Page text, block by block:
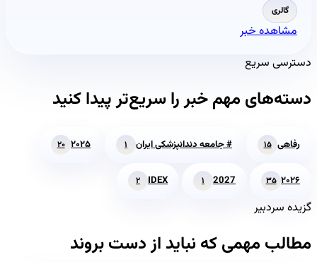
گالری
مشاهده خبر
دسترسی سریع
دسته‌های مهم خبر را سریع‌تر پیدا کنید
رفاهی ۱۵ # جامعه دندانپزشکی ایران ۱ ۲۰۲۵ ۲۰
۲۰۲۶ ۳۵ 2027 ۱ IDEX ۲
گزیده سردبیر
مطالب مهمی که نباید از دست بروند